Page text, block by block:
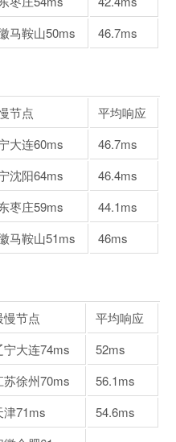
马鞍山50ms 46.7ms
节点
平均响应
大连60ms
46.7ms
沈阳64ms
46.4ms
枣庄59ms
44.1ms
马鞍山51ms 46ms
慢节点
平均响应
宁大连74ms
52ms
苏徐州70ms
56.1ms
津71ms
54.6ms